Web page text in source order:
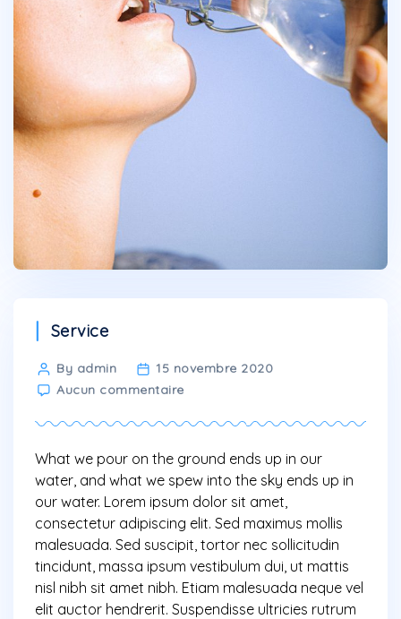
Categories
Service
Post
author
By admin
15 novembre 2020
Aucun commentairesur
is
of
a
deeply
interconnected
system
What we pour on the ground ends up in our
water, and what we spew into the sky ends up in
our water. Lorem ipsum dolor sit amet,
consectetur adipiscing elit. Sed maximus mollis
malesuada. Sed suscipit, tortor nec sollicitudin
tincidunt, massa ipsum vestibulum dui, ut mattis
nisl nibh sit amet nibh. Etiam malesuada neque vel
elit auctor hendrerit. Suspendisse ultricies rutrum